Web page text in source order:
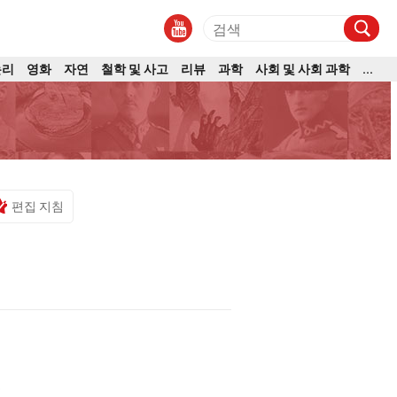
영화 자연 철학 및 사고 리뷰 과학 사회 및 사회 과학
...
편집 지침